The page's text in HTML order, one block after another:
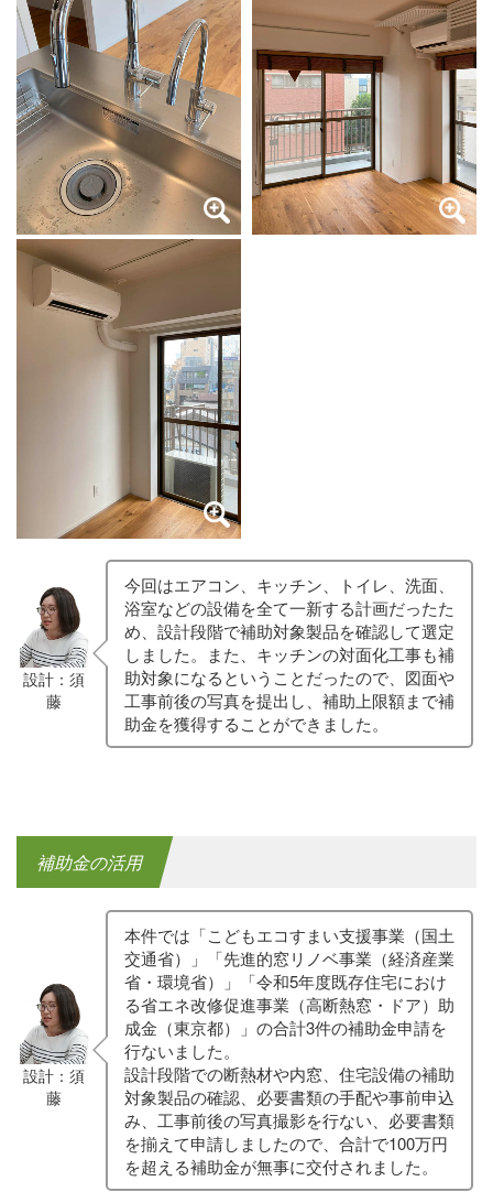
設計：須
藤
今回はエアコン、キッチン、トイレ、洗面、
浴室などの設備を全て一新する計画だったた
め、設計段階で補助対象製品を確認して選定
しました。また、キッチンの対面化工事も補
助対象になるということだったので、図面や
工事前後の写真を提出し、補助上限額まで補
助金を獲得することができました。
補助金の活用
設計：須
藤
本件では「こどもエコすまい支援事業（国土
交通省）」「先進的窓リノベ事業（経済産業
省・環境省）」「令和5年度既存住宅におけ
る省エネ改修促進事業（高断熱窓・ドア）助
成金（東京都）」の合計3件の補助金申請を
行ないました。
設計段階での断熱材や内窓、住宅設備の補助
対象製品の確認、必要書類の手配や事前申込
み、工事前後の写真撮影を行ない、必要書類
を揃えて申請しましたので、合計で100万円
を超える補助金が無事に交付されました。